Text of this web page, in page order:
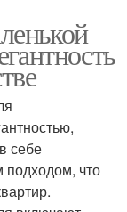
себе
подходом, что